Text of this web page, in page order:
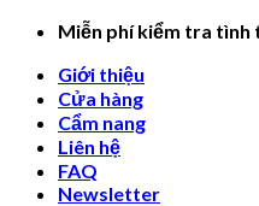
Skip
content
Miễn phí kiểm tra tình
Giới thiệu
Cửa hàng
Cẩm nang
Liên hệ
FAQ
Newsletter